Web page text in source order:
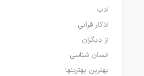
ادب
اذکار قرآنی
از دیگران
انسان شناسی
بهترین بهترینها